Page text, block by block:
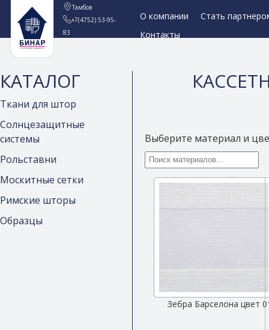
Тамбов
+7(4752) 53-95-
83
О компании
Стать
Контакты
КАТАЛОГ
Ткани для штор
Солнцезащитные
системы
Рольставни
Москитные сетки
Римские шторы
Образцы
Выберите материал и
Зебра Барселона цвет